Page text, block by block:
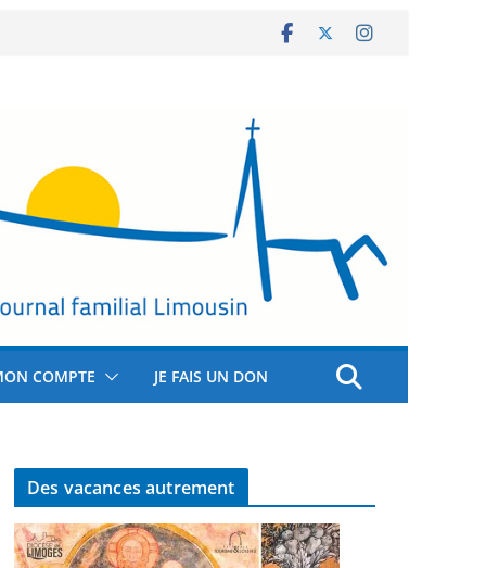
COMPTE JE FAIS UN DON
Des vacances autrement